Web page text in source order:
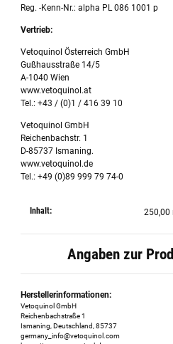
Reg. -Kenn-Nr.: alpha PL 086 1001 p
Vertrieb:
Vetoquinol Österreich GmbH
Gußhausstraße 14/5
A-1040 Wien
www.vetoquinol.at
Tel.: +43 / (0)1 / 416 39 10
Vetoquinol GmbH
Reichenbachstr. 1
D-85737 Ismaning.
www.vetoquinol.de
Tel.: +49 (0)89 999 79 74-0
Inhalt: 250,00
Angaben zur
Herstellerinformationen:
Vetoquinol GmbH
Reichenbachstraße 1
Ismaning, Deutschland, 85737
germany_info@vetoquinol.com